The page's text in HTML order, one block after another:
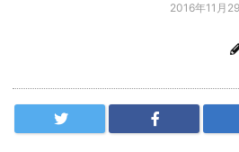
2016年11月